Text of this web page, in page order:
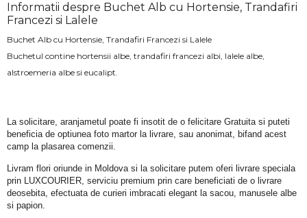
Informatii despre Buchet Alb cu Hortensie, Trandafiri
Francezi si Lalele
Buchet Alb cu Hortensie, Trandafiri Francezi si Lalele
Buchetul contine hortensii albe, trandafiri francezi albi, lalele albe,
alstroemeria albe si eucalipt.
La solicitare, aranjametul poate fi insotit de o felicitare Gratuita si puteti
beneficia de optiunea foto martor la livrare, sau anonimat, bifand acest
camp la plasarea comenzii.
Livram flori oriunde in Moldova si la solicitare putem oferi livrare speciala
prin LUXCOURIER, serviciu premium prin care beneficiati de o livrare
deosebita, efectuata de curieri imbracati elegant la sacou, manusele albe
si papion.